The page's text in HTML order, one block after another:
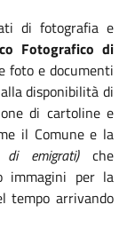
di fotografia e
Fotografico di
foto e documenti
disponibilità di
di cartoline e
il Comune e la
di emigrati)che
immagini per la
tempo arrivando